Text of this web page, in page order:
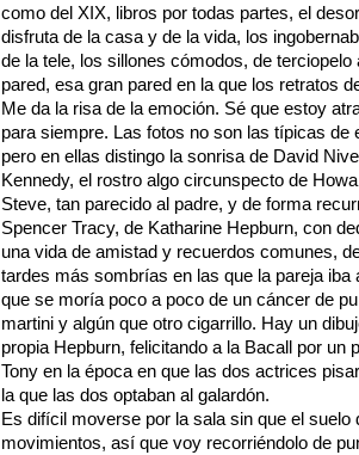
como del XIX, libros por todas partes, el
disfruta de la casa y de la vida, los
de la tele, los sillones cómodos, de terciopelo
pared, esa gran pared en la que los retratos
Me da la risa de la emoción. Sé que estoy
para siempre. Las fotos no son las típicas de
pero en ellas distingo la sonrisa de David
Kennedy, el rostro algo circunspecto de
Steve, tan parecido al padre, y de forma
Spencer Tracy, de Katharine Hepburn, con
una vida de amistad y recuerdos comunes,
tardes más sombrías en las que la pareja iba
que se moría poco a poco de un cáncer de
martini y algún que otro cigarrillo. Hay un
propia Hepburn, felicitando a la Bacall por un
Tony en la época en que las dos actrices
la que las dos optaban al galardón.
Es difícil moverse por la sala sin que el
movimientos, así que voy recorriéndolo de